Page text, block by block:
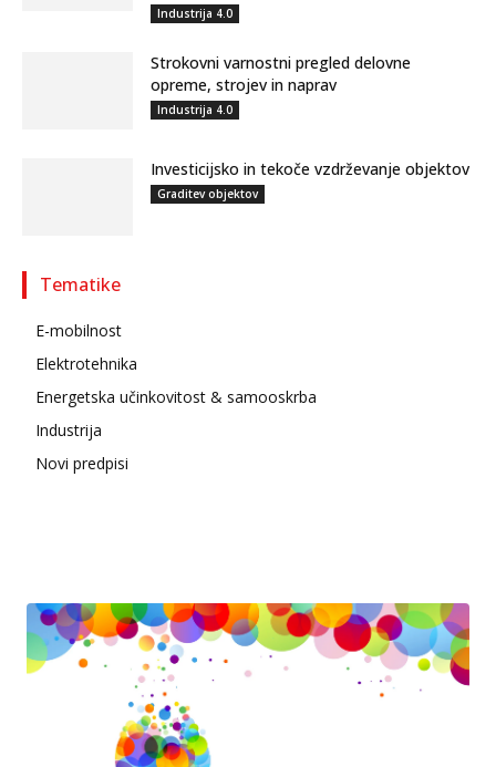
Industrija 4.0
Strokovni varnostni pregled delovne
opreme, strojev in naprav
Industrija 4.0
Investicijsko in tekoče vzdrževanje objektov
Graditev objektov
Tematike
E-mobilnost
Elektrotehnika
Energetska učinkovitost & samooskrba
Industrija
Novi predpisi